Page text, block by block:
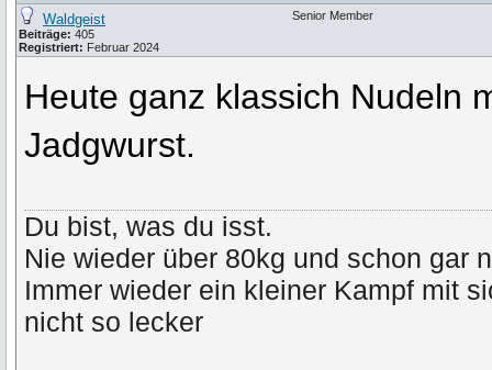
Waldgeist
Beiträge: 405
Registriert: Februar 2024
Senior Member
Heute ganz klassich Nudeln
Jadgwurst.
Du bist, was du isst.
Nie wieder über 80kg und schon gar
Immer wieder ein kleiner Kampf mit
nicht so lecker